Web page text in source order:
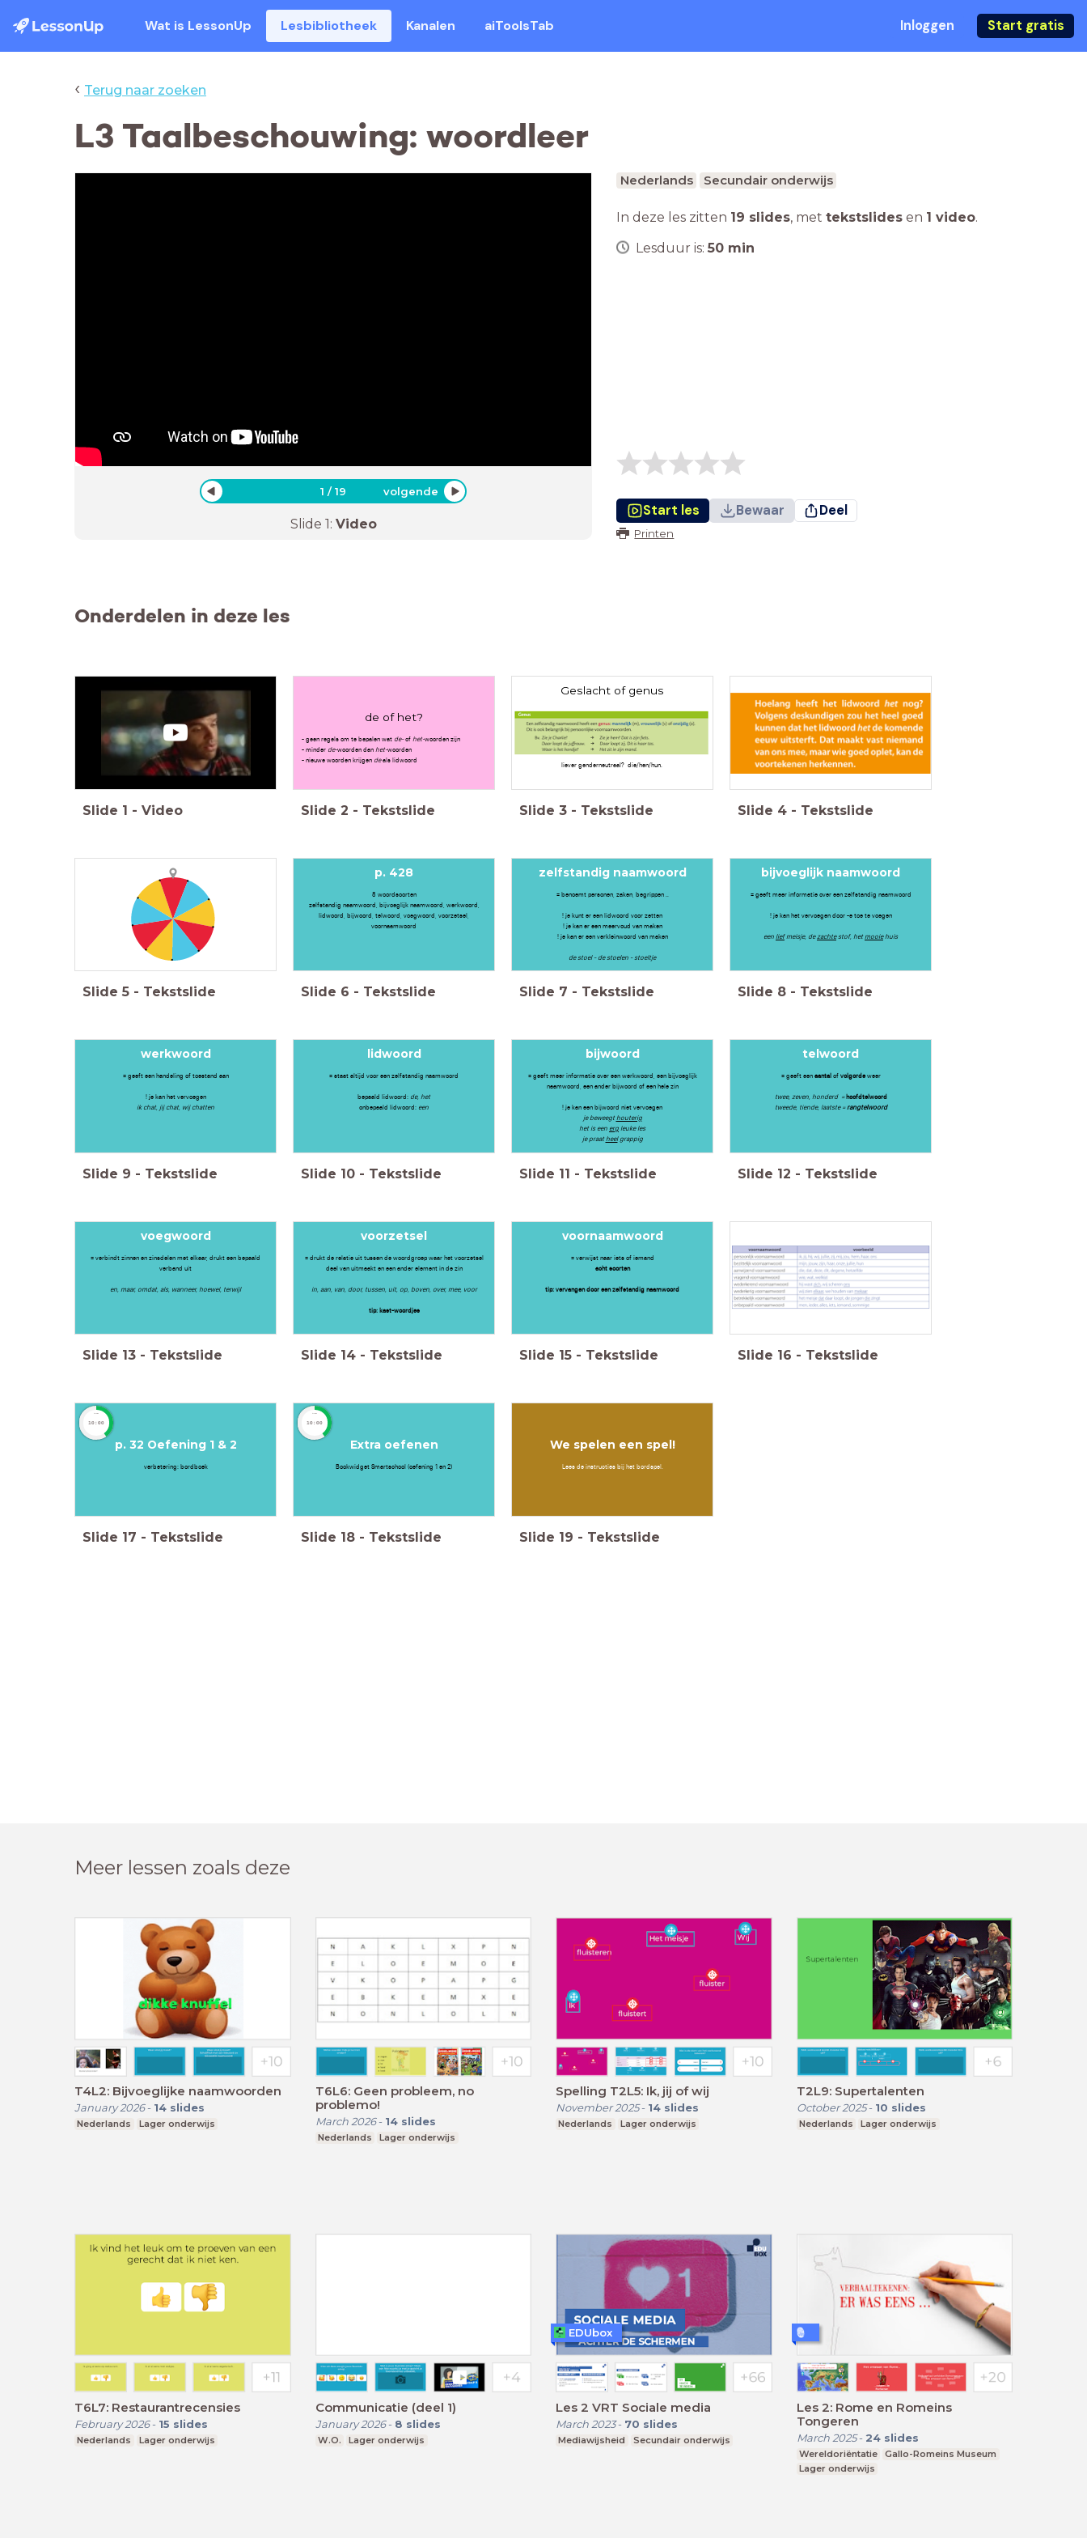
Wat is LessonUp Lesbibliotheek Kanalen aiToolsTab Inloggen Start gratis
‹ Terug naar zoeken
L3 Taalbeschouwing: woordleer
1 /19 volgende
Slide 1: Video
Nederlands Secundair onderwijs
In deze les zitten 19 slides, met tekstslides en 1 video.
Lesduur is: 50 min
Start les Bewaar Deel
Printen
Onderdelen in deze les
Slide 1 - Video
de of het?
- geen regels om te bepalen wat de-of het-woorden zijn
- minder de-woorden dan het-woorden
- nieuwe woorden krijgen deals lidwoord
Slide 2 - Tekstslide
Geslacht of genus
liever genderneutraal? die/hen/hun.
Slide 3 - Tekstslide Slide 4 - Tekstslide
Slide 5 - Tekstslide
p. 428
8 woordsoorten
zelfstandig naamwoord, bijvoeglijk naamwoord, werkwoord,
lidwoord, bijwoord, telwoord, voegwoord, voorzetsel,
voornaamwoord
Slide 6 - Tekstslide
zelfstandig naamwoord
= benoemt personen, zaken, begrippen ..
! je kunt er een lidwoord voor zetten
! je kan er een meervoud van maken
! je kan er een verkleinwoord van maken
de stoel - de stoelen - stoeltje
Slide 7 - Tekstslide
bijvoeglijk naamwoord
= geeft meer informatie over een zelfstandig naamwoord
! je kan het vervoegen door -e toe te voegen
een liefmeisje, de zachtestof, het mooiehuis
Slide 8 - Tekstslide
werkwoord
= geeft een handeling of toestand aan
! je kan het vervoegen
ik chat, jij chat, wij chatten
Slide 9 - Tekstslide
lidwoord
= staat altijd voor een zelfstandig naamwoord
bepaald lidwoord: de, het
onbepaald lidwoord: een
Slide 10 - Tekstslide
bijwoord
= geeft meer informatie over een werkwoord, een bijvoeglijk
naamwoord, een ander bijwoord of een hele zin
! je kan een bijwoord niet vervoegen
je beweegt houterig
het is een erg leuke les
je praat heelgrappig
Slide 11 - Tekstslide
telwoord
= geeft een aantalof volgordeweer
twee, zeven, honderd =hoofdtelwoord
tweede, tiende, laatste =rangtelwoord
Slide 12 - Tekstslide
voegwoord
= verbindt zinnen en zinsdelen met elkaar, drukt een bepaald
verband uit
en, maar, omdat, als, wanneer, hoewel, terwijl
Slide 13 - Tekstslide
voorzetsel
= drukt de relatie uit tussen de woordgroep waar het voorzetsel
deel van uitmaakt en een ander element in de zin
in, aan, van, door, tussen, uit, op, boven, over, mee, voor
tip: kast-woordjes
Slide 14 - Tekstslide
voornaamwoord
= verwijst naar iets of iemand
acht soorten
tip: vervangen door een zelfstandig naamwoord
Slide 15 - Tekstslide Slide 16 - Tekstslide
p. 32 Oefening 1 & 2
verbetering: bordboek
timer
10:00
Slide 17 - Tekstslide
Extra oefenen
Bookwidget Smartschool (oefening 1 en 2)
timer
10:00
Slide 18 - Tekstslide
We spelen een spel!
Lees de instructies bij het bordspel.
Slide 19 - Tekstslide
Meer lessen zoals deze
T4L2: Bijvoeglijke naamwoorden
January 2026- 14 slides
Nederlands Lager onderwijs
T6L6: Geen probleem, no
problemo!
March 2026- 14 slides
Nederlands Lager onderwijs
Spelling T2L5: Ik, jij of wij
November 2025- 14 slides
Nederlands Lager onderwijs
T2L9: Supertalenten
October 2025- 10 slides
Nederlands Lager onderwijs
T6L7: Restaurantrecensies
February 2026- 15 slides
Nederlands Lager onderwijs
Communicatie (deel 1)
January 2026- 8 slides
W.O. Lager onderwijs
Les 2 VRT Sociale media
March 2023- 70 slides
Mediawijsheid Secundair onderwijs
EDUbox
Les 2: Rome en Romeins
Tongeren
March 2025- 24 slides
Wereldoriëntatie
Gallo-Romeins Museum
Lager onderwijs